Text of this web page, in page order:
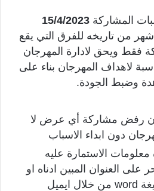
المشاركة 15/4/2023
من تاريخه للفرق التي يقع
فقط ويحق لادارة المهرجان
لاهداف المهرجان بناء على
وضبط الجودة.
رفض مشاركة أي عرض لا
دون ابداء الاسباب
معلومات الاستمارة عليه
العنوان المبين ادناه او
طلب الاستمارة بصيغة word من خلال ايميل